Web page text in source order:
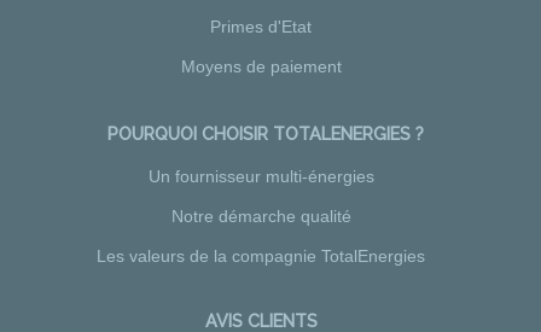
Primes d'Etat
Moyens de paiement
POURQUOI CHOISIR TOTALENERGIES ?
Un fournisseur multi-énergies
Notre démarche qualité
Les valeurs de la compagnie TotalEnergies
AVIS CLIENTS